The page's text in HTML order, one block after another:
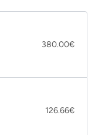
380.00€
126.66€